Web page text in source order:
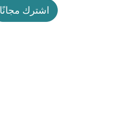
اشترك مجانًا